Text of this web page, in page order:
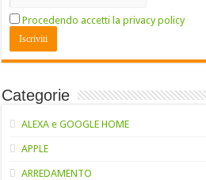
Procedendo accetti la privacy policy
Categorie
ALEXA e GOOGLE HOME
APPLE
ARREDAMENTO